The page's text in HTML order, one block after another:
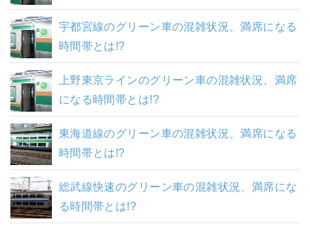
宇都宮線のグリーン車の混雑状況、満席になる
時間帯とは!?
上野東京ラインのグリーン車の混雑状況、満席
になる時間帯とは!?
東海道線のグリーン車の混雑状況、満席になる
時間帯とは!?
総武線快速のグリーン車の混雑状況、満席にな
る時間帯とは!?